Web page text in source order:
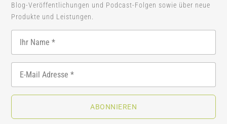
Blog-Veröffentlichungen und Podcast-Folgen sowie über neue
Produkte und Leistungen.
ABONNIEREN